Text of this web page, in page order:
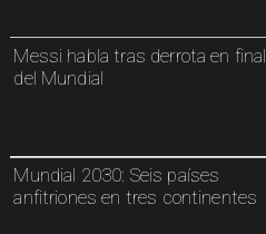
Messi habla tras derrota en final
del Mundial
Mundial 2030: Seis países
anfitriones en tres continentes